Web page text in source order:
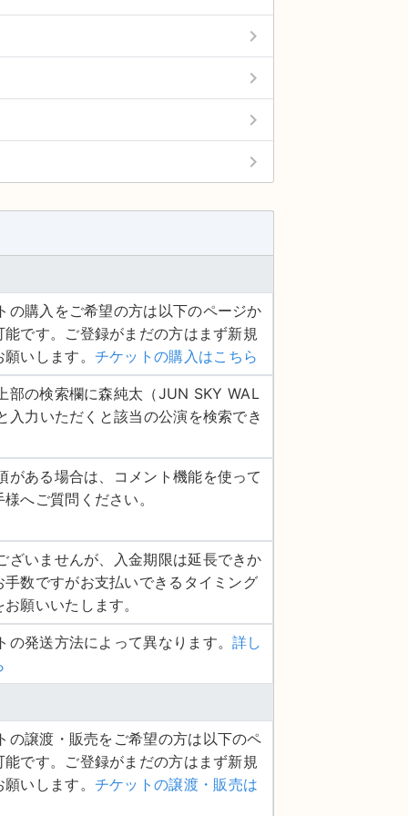
keyboard_arrow_right
keyboard_arrow_right
keyboard_arrow_right
keyboard_arrow_right
の購入をご希望の方は以下のページか
能です。ご登録がまだの方はまず新規
いします。 チケットの購入はこちら
部の検索欄に森純太（JUN SKY WAL
入力いただくと該当の公演を検索でき
がある場合は、コメント機能を使って
へご質問ください。
ざいませんが、入金期限は延長できか
手数ですがお支払いできるタイミング
願いいたします。
の発送方法によって異なります。詳し
の譲渡・販売をご希望の方は以下のペ
能です。ご登録がまだの方はまず新規
いします。 チケットの譲渡・販売は